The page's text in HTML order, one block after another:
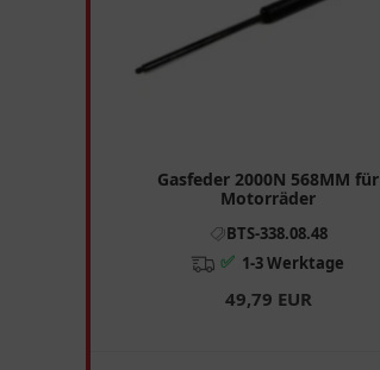
Gasfeder 2000N 568MM für
Motorräder
BTS-338.08.48
✅ 1-3 Werktage
49,79 EUR